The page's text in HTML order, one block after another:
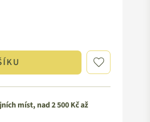
míst, nad 2 500 Kč až